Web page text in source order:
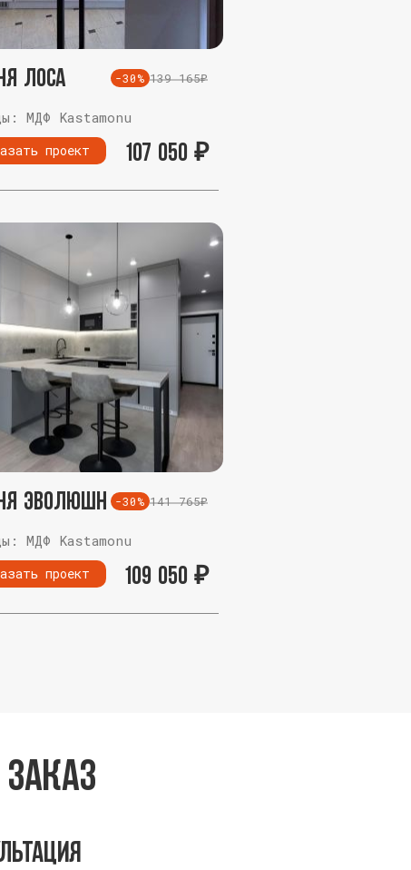
Лоса -30% 139 165₽
МДФ Kastamonu
проект 107 050 ₽
Эволюшн -30% 141 765₽
МДФ Kastamonu
проект 109 050 ₽